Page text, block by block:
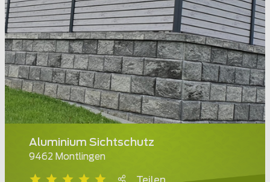
Aluminium Sichtschutz
9462 Montlingen